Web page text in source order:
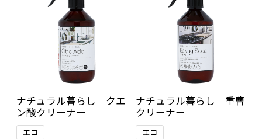
ナチュラル暮らし クエ
ン酸クリーナー
エコ
ナチュラル暮らし 重曹
クリーナー
エコ